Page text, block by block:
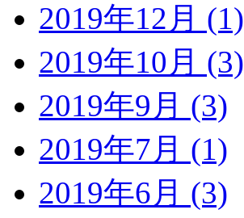
2019年12月 (1)
2019年10月 (3)
2019年9月 (3)
2019年7月 (1)
2019年6月 (3)